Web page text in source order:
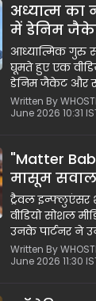
अध्यात्म का
में डेनिम
आए सद्गुरु,
वाकई वही हैं?
आध्यात्मिक गुरु
घूमते हुए एक
डेनिम जैकेट और
उनके इस आधुनिक
दिया है। वीडियो
सद्गुरु का यह
और स्टाइल का
प्रभावशाली हो
Written By
June 2026 10:31
"Matter
मासूम सवाल
ऐसा जवाब
वीडियो!
ट्रैवल इन्फ्लुएंसर
वीडियो सोशल
उनके पार्टनर ने
पूछा। शगुन की
पार्टनर के
लिया। फैंस को
Written By
June 2026 11:30